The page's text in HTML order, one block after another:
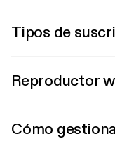
Tipos de
Reproductor
Cómo